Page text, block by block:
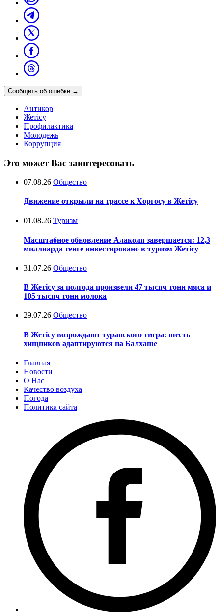
Сообщить об ошибке →
Антикор
Жетісу
Профилактика
Молодежь
Коррупция
Это может Вас заинтересовать
07.08.26 Общество
Движение открыли на трассе к Хоргосу в Жетісу
01.08.26 Туризм
Масштабное обновление Алаколя завершается: 12,3
миллиарда тенге инвестировано в туризм Жетісу
31.07.26 Общество
В Жетісу за полгода произвели 47 тысяч тонн мяса и
105 тысяч тонн молока
29.07.26 Общество
В Жетісу возрождают туранского тигра: шесть
хищников адаптируются на Балхаше
Главная
Новости
О Нас
Качество воздуха
Погода
Политика сайта